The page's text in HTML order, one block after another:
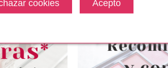
CATRICE
CATRICE ILUMINADOR LIQUIDO
Pvr 5.29€
-14%
desde
4.57€